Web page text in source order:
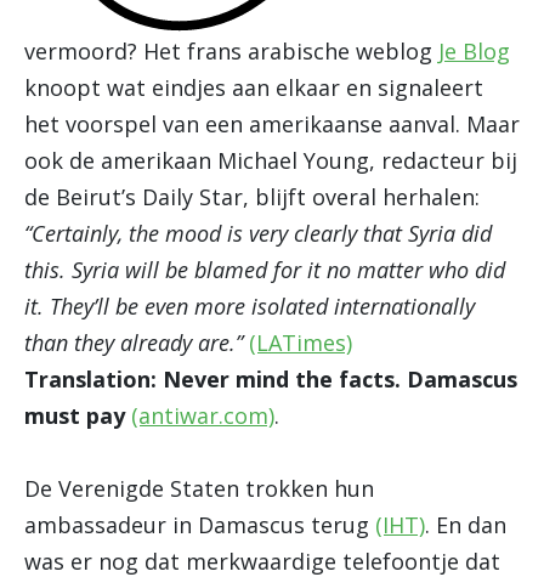
vermoord? Het frans arabische weblog Je Blog
knoopt wat eindjes aan elkaar en signaleert
het voorspel van een amerikaanse aanval. Maar
ook de amerikaan Michael Young, redacteur bij
de Beirut’s Daily Star, blijft overal herhalen:
“Certainly, the mood is very clearly that Syria did
this. Syria will be blamed for it no matter who did
it. They’ll be even more isolated internationally
than they already are.” (LATimes)
Translation: Never mind the facts. Damascus
must pay (antiwar.com).
De Verenigde Staten trokken hun
ambassadeur in Damascus terug (IHT). En dan
was er nog dat merkwaardige telefoontje dat